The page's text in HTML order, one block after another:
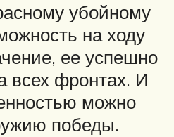
убойному
на ходу
ее успешно
всех фронтах. И
можно
победы.